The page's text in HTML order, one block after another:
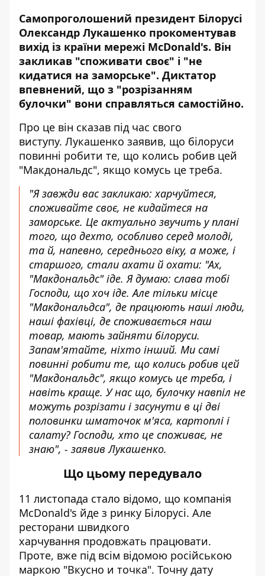
Самопроголошений президент Білорусі
Олександр Лукашенко прокоментував
вихід із країни мережі McDonald's. Він
закликав "споживати своє" і "не
кидатися на заморське". Диктатор
впевнений, що з "розрізанням
булочки" вони справляться самостійно.
Про це він сказав під час свого
виступу. Лукашенко заявив, що білоруси
повинні робити те, що колись робив цей
"Макдональдс", якщо комусь це треба.
"Я завжди вас закликаю: харчуйтеся,
споживайте своє, не кидайтеся на
заморське. Це актуально звучить у плані
того, що дехто, особливо серед молоді,
та й, напевно, середнього віку, а може, і
старшого, стали ахати й охати: "Ах,
"Макдональдс" іде. Я думаю: слава тобі
Господи, що хоч іде. Але тільки місце
"Макдональдса", де працюють наші люди,
наші фахівці, де споживається наш
товар, мають зайняти білоруси.
Запам'ятайте, ніхто інший. Ми самі
повинні робити те, що колись робив цей
"Макдональдс", якщо комусь це треба, і
навіть краще. У нас що, булочку навпіл не
можуть розрізати і засунути в ці дві
половинки шматочок м'яса, картоплі і
салату? Господи, хто це споживає, не
знаю", - заявив Лукашенко.
Що цьому передувало
11 листопада стало відомо, що компанія
McDonald's йде з ринку Білорусі. Але
ресторани швидкого
харчування продовжать працювати.
Проте, вже під всім відомою російською
маркою "Вкусно и точка". Точну дату